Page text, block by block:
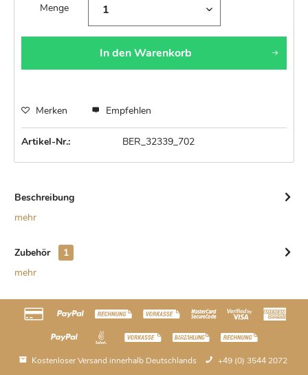
Menge
In denWarenkorb
Merken Empfehlen
Artikel-Nr.: BER_32339_702
Beschreibung
mehr
Zubehör
1
mehr
Kostenloser Versand innerhalb Deutschlands +49 (0) 3544 2072